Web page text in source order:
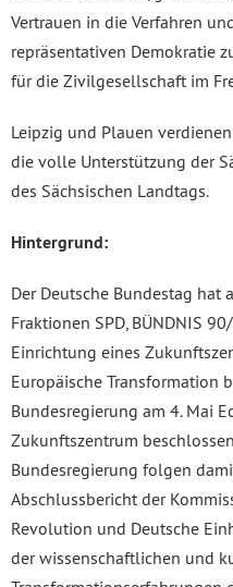
Vertrauen in die Verfahren
repräsentativen Demokratie
für die Zivilgesellschaft im
Leipzig und Plauen
die volle Unterstützung der
des Sächsischen Landtags.
Hintergrund:
Der Deutsche Bundestag hat
Fraktionen SPD, BÜNDNIS
Einrichtung eines
Europäische Transformation
Bundesregierung am 4. Mai
Zukunftszentrum
Bundesregierung folgen
Abschlussbericht der
Revolution und Deutsche
der wissenschaftlichen und